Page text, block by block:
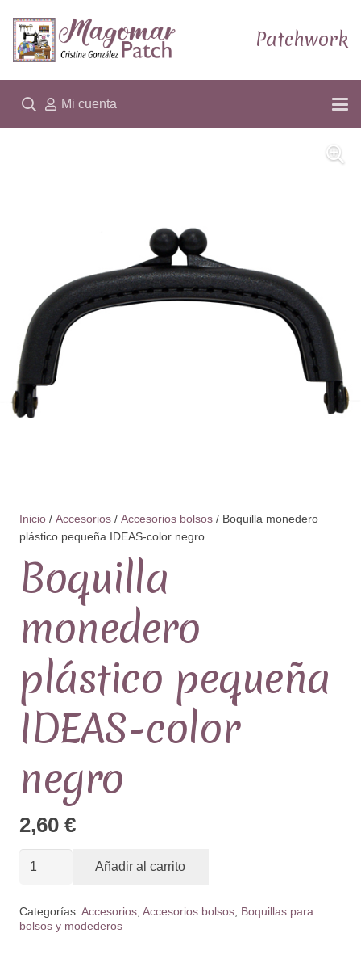
Patchwork
Mi cuenta
Inicio / Accesorios / Accesorios bolsos / Boquilla monedero
plástico pequeña IDEAS-color negro
Boquilla
monedero
plástico pequeña
IDEAS-color
negro
2,60 €
Boquilla
plástico
pequeña
Añadir al carrito
Categorías: Accesorios, Accesorios bolsos, Boquillas para
bolsos y modederos